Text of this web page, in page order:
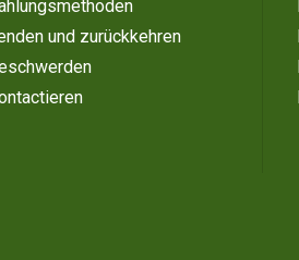
und zurückkehren